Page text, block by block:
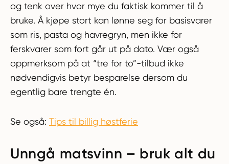
og tenk over hvor mye du faktisk kommer til å
bruke. Å kjøpe stort kan lønne seg for basisvarer
som ris, pasta og havregryn, men ikke for
ferskvarer som fort går ut på dato. Vær også
oppmerksom på at “tre for to”-tilbud ikke
nødvendigvis betyr besparelse dersom du
egentlig bare trengte én.
Se også: Tips til billig høstferie
Unngå matsvinn – bruk alt du